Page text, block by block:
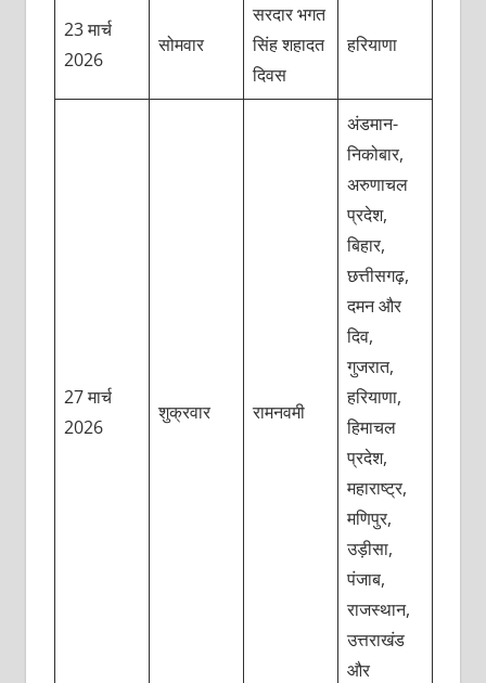
23 मार्च
2026
सोमवार
सरदार भगत
सिंह शहादत
दिवस
हरियाणा
27 मार्च
2026
शुक्रवार रामनवमी
अंडमान-
निकोबार,
अरुणाचल
प्रदेश,
बिहार,
छत्तीसगढ़,
दमन और
दिव,
गुजरात,
हरियाणा,
हिमाचल
प्रदेश,
महाराष्ट्र,
मणिपुर,
उड़ीसा,
पंजाब,
राजस्थान,
उत्तराखंड
और